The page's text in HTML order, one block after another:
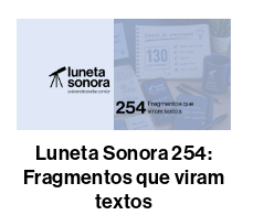
Luneta Sonora 254:
Fragmentos que viram
textos